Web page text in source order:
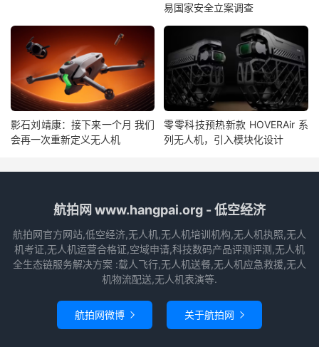
易国家安全立案调查
影石刘靖康：接下来一个月 我们
会再一次重新定义无人机
零零科技预热新款 HOVERAir 系
列无人机，引入模块化设计
航拍网 www.hangpai.org - 低空经济
航拍网官方网站,低空经济,无人机,无人机培训机构,无人机执照,无人
机考证,无人机运营合格证,空域申请,科技数码产品评测评测,无人机
全生态链服务解决方案 :载人飞行,无人机送餐,无人机应急救援,无人
机物流配送,无人机表演等.
航拍网微博  关于航拍网 